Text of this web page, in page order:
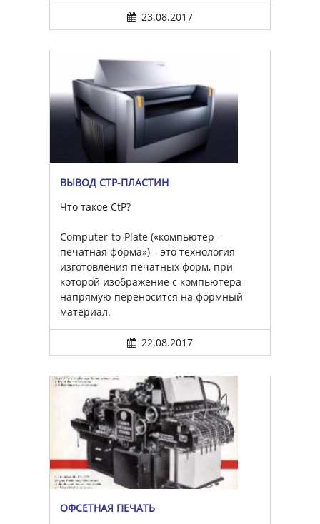
23.08.2017
ВЫВОД CTP-ПЛАСТИН
Что такое CtP?
Computer-to-Plate («компьютер –
печатная форма») – это технология
изготовления печатных форм, при
которой изображение с компьютера
напрямую переносится на формный
материал.
22.08.2017
ОФСЕ́ТНАЯ ПЕЧА́ТЬ